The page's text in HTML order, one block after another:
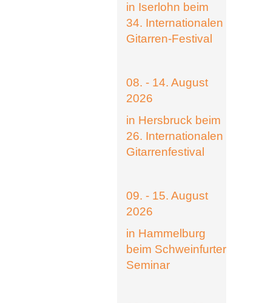
in Iserlohn beim
34. Internationalen
Gitarren-Festival
08. - 14. August
2026
in Hersbruck beim
26. Internationalen
Gitarrenfestival
09. - 15. August
2026
in Hammelburg
beim Schweinfurter
Seminar